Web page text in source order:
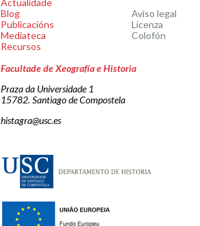
Actualidade
Blog
Publicacións
Mediateca
Recursos
Aviso legal
Licenza
Colofón
Facultade de Xeografía e Historia
Praza da Universidade 1
15782. Santiago de Compostela
histagra@usc.es